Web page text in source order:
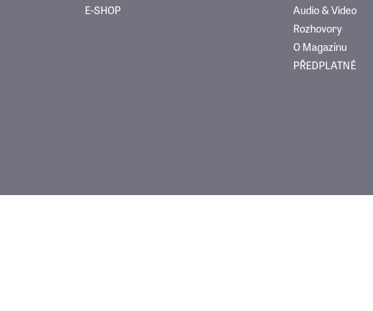
E-SHOP
Audio & Video
Rozhovory
O Magazínu
PŘEDPLATNÉ